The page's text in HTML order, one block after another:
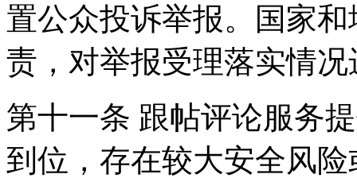
置公众投诉举报。国家
责，对举报受理落实情
第十一条 跟帖评论服务
到位，存在较大安全风